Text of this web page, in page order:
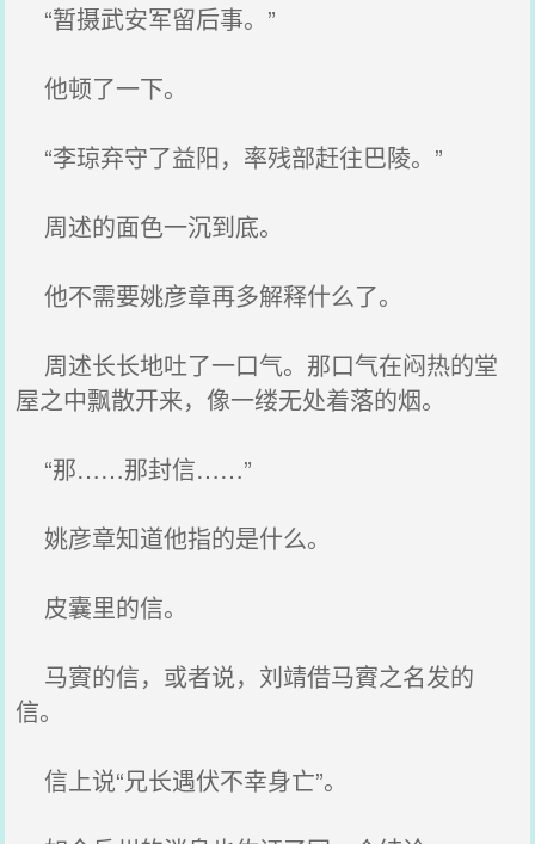
“暂摄武安军留后事。”
他顿了一下。
“李琼弃守了益阳，率残部赶往巴陵。”
周述的面色一沉到底。
他不需要姚彦章再多解释什么了。
周述长长地吐了一口气。那口气在闷热的堂
屋之中飘散开来，像一缕无处着落的烟。
“那……那封信……”
姚彦章知道他指的是什么。
皮囊里的信。
马賨的信，或者说，刘靖借马賨之名发的
信。
信上说“兄长遇伏不幸身亡”。